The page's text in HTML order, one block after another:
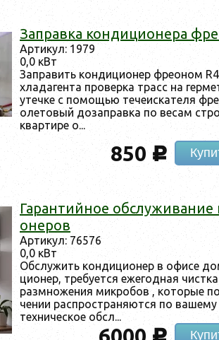
Зап­равка кон­ди­ци­оне­ра
Ар­ти­кул: 1979
0,0 кВт
Зап­ра­вить кон­ди­ци­онер фре­оном
хла­даген­та про­вер­ка трасс на
утеч­ке с по­мощью те­че­ис­ка­теля
оле­товый до­зап­равка по ве­сам
квар­ти­ре о...
850 c
Га­ран­тий­ное
оне­ров
Ар­ти­кул: 76576
0,0 кВт
Об­слу­жить кон­ди­ци­онер в офи­се
ци­онер, тре­бу­ет­ся еже­год­ная
раз­мно­жения мик­ро­бов , ко­торые
чении рас­простра­ня­ют­ся по
тех­ни­чес­кое обсл...